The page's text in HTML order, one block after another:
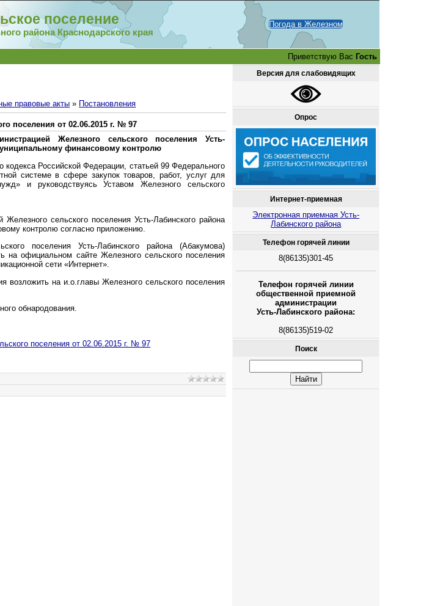
поселение
района Краснодарского края
Погода в Железном
Приветствую Вас Гость
правовые акты » Постановления
поселения от 02.06.2015 г. № 97
Железного сельского поселения Усть-
финансовому контролю
Российской Федерации, статьей 99 Федерального
системе в сфере закупок товаров, работ, услуг для
и руководствуясь Уставом Железного сельского
сельского поселения Усть-Лабинского района
контролю согласно приложению.
поселения Усть-Лабинского района (Абакумова)
на официальном сайте Железного сельского поселения
сети «Интернет».
возложить на и.о.главы Железного сельского поселения
обнародования.
поселения от 02.06.2015 г. № 97
Версия для слабовидящих
Опрос
Интернет-приемная
Электронная приемная Усть-
Лабинского района
Телефон горячей линии
8(86135)301-45
Телефон горячей линии
общественной приемной
администрации
Усть-Лабинского района:
8(86135)519-02
Поиск